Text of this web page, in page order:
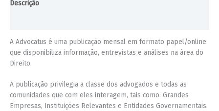
Descrição
A Advocatus é uma publicação mensal em formato papel/online
que disponibiliza informação, entrevistas e análises na área do
Direito.
A publicação privilegia a classe dos advogados e todas as
comunidades que com eles interagem, tais como: Grandes
Empresas, Instituições Relevantes e Entidades Governamentais.